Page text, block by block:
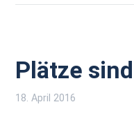
Plätze
18. April 2016